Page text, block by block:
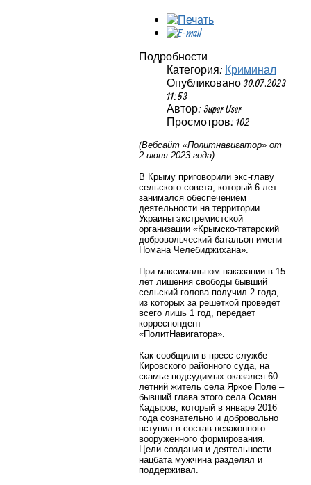
Подробности
Категория: Криминал
Опубликовано 30.07.2023
11:53
Автор: Super User
Просмотров: 102
(Вебсайт «Политнавигатор» от
2 июня 2023 года)
В Крыму приговорили экс-главу
сельского совета, который 6 лет
занимался обеспечением
деятельности на территории
Украины экстремистской
организации «Крымско-татарский
добровольческий батальон имени
Номана Челебиджихана».
При максимальном наказании в 15
лет лишения свободы бывший
сельский голова получил 2 года,
из которых за решеткой проведет
всего лишь 1 год, передает
корреспондент
«ПолитНавигатора».
Как сообщили в пресс-службе
Кировского районного суда, на
скамье подсудимых оказался 60-
летний житель села Яркое Поле –
бывший глава этого села Осман
Кадыров, который в январе 2016
года сознательно и добровольно
вступил в состав незаконного
вооруженного формирования.
Цели создания и деятельности
нацбата мужчина разделял и
поддерживал.